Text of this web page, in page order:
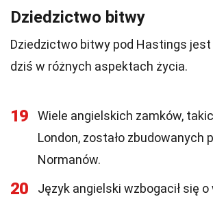
Dziedzictwo bitwy
Dziedzictwo bitwy pod Hastings
dziś w różnych aspektach życia.
19
Wiele angielskich zamków,
London, zostało zbudowanych
Normanów.
20
Język angielski wzbogacił się o